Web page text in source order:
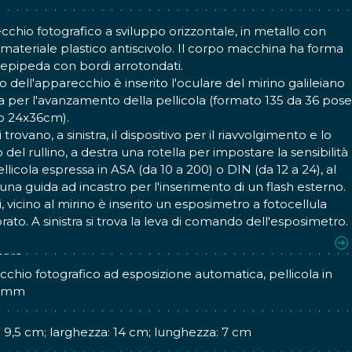
fotografico a sviluppo orizzontale, in metallo con
plastico antiscivolo. Il corpo macchina ha forma
con bordi arrotondati.
dell'apparecchio è inserito l'oculare del mirino galileiano
per l'avanzamento della pellicola (formato 135 da 36 pose
24x36cm).
trovano, a sinistra, il dispositivo per il riavvolgimento e lo
del rullino, a destra una rotella per impostare la sensibilità
espressa in ASA (da 10 a 200) o DIN (da 12 a 24), al
guida ad incastro per l'inserimento di un flash esterno.
vicino al mirino è inserito un esposimetro a fotocellula
A sinistra si trova la leva di comando dell'esposimetro.
troviamo un anello per la regolazione della messa a
soggetto (ritratti, gruppi, paesaggi) ed una ghiera per la
dell'apertura del diaframma (da 3,9 a 22).
una rotella permette di aprire una piccola finestrella
trova l'attacco sincronizzato per il flash.
fotografico ad esposizione automatica, pellicola in
9,5 cm; larghezza: 14 cm; lunghezza: 7 cm